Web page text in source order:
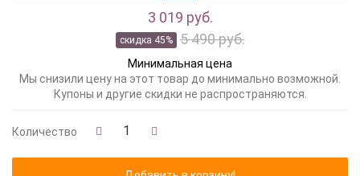
3 019 руб.
скидка 45% 5 490 руб.
Минимальная цена
Мы снизили цену на этот товар до минимально возможной.
Купоны и другие скидки не распространяются.
Количество